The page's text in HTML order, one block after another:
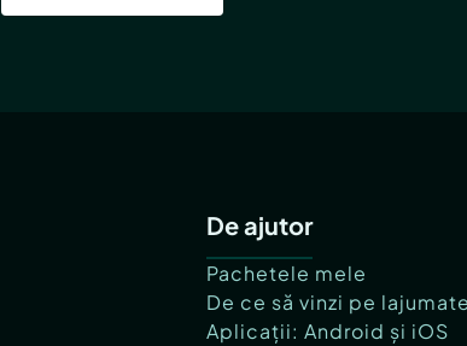
De ajutor
Pachetele mele
De ce să vinzi pe
Aplicații: Android și iOS